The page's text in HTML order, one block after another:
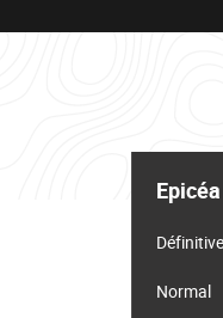
Epicéa
Définitive
Normal